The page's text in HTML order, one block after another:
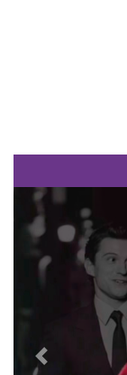
Previous